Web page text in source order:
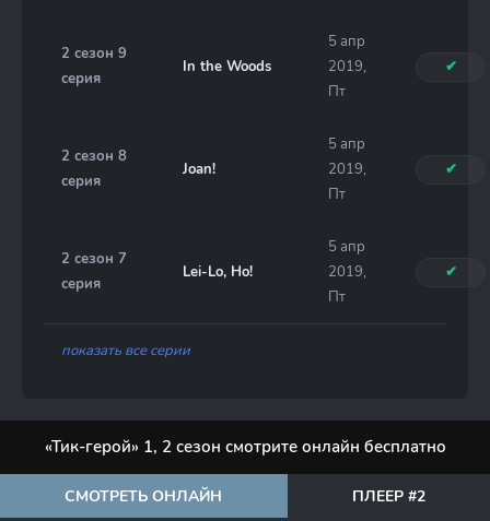
2 сезон 9
серия
In the Woods
5 апр
2019,
Пт
✔
2 сезон 8
серия
Joan!
5 апр
2019,
Пт
✔
2 сезон 7
серия
Lei-Lo, Ho!
5 апр
2019,
Пт
✔
показать все серии
«Тик-герой» 1, 2 сезон смотрите онлайн бесплатно
СМОТРЕТЬ ОНЛАЙН ПЛЕЕР #2